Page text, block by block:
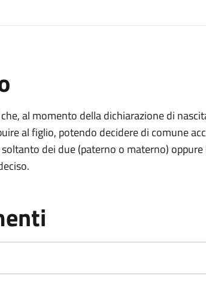
al momento della dichiarazione di
al figlio, potendo decidere di comune
dei due (paterno o materno)